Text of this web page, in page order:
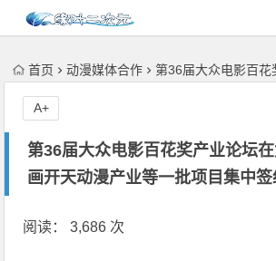
首页 动漫媒体合作 第36届大众电影百花奖产业论坛在武汉举
第36届大众电影百花奖产业论坛
画开天动漫产业等一批项目集中签
A+
阅读： 3,686 次